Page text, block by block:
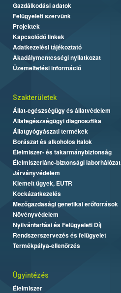
Gazdálkodási adatok
Felügyeleti szervünk
Projektek
Kapcsolódó linkek
Adatkezelési tájékoztató
Akadálymentességi nyilatkozat
Üzemeltetési információ
Szakterületek
Állat-egészségügy és állatvédelem
Állategészségügyi diagnosztika
Állatgyógyászati termékek
Borászat és alkoholos italok
Élelmiszer- és takarmánybiztonság
Élelmiszerlánc-biztonsági laborhálózat
Járványvédelem
Kiemelt ügyek, EUTR
Kockázatkezelés
Mezőgazdasági genetikai erőforrások
Növényvédelem
Nyilvántartási és Felügyeleti Díj
Rendszerszervezés és felügyelet
Termékpálya-ellenőrzés
Ügyintézés
Élelmiszer